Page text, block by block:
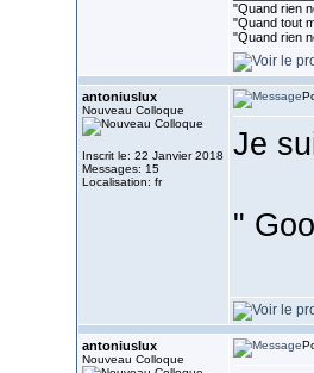
"Quand rien
"Quand tout
"Quand rien
antoniuslux
Nouveau Colloque
Inscrit le: 22 Janvier 2018
Messages: 15
Localisation: fr
Je
"
antoniuslux
Nouveau Colloque